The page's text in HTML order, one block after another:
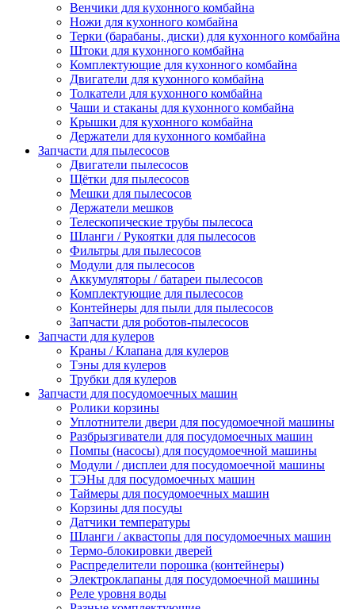
Венчики для кухонного комбайна
Ножи для кухонного комбайна
Терки (барабаны, диски) для кухонного комбайна
Штоки для кухонного комбайна
Комплектующие для кухонного комбайна
Двигатели для кухонного комбайна
Толкатели для кухонного комбайна
Чаши и стаканы для кухонного комбайна
Крышки для кухонного комбайна
Держатели для кухонного комбайна
Запчасти для пылесосов
Двигатели пылесосов
Щётки для пылесосов
Мешки для пылесосов
Держатели мешков
Телескопические трубы пылесоса
Шланги / Рукоятки для пылесосов
Фильтры для пылесосов
Модули для пылесосов
Аккумуляторы / батареи пылесосов
Комплектующие для пылесосов
Контейнеры для пыли для пылесосов
Запчасти для роботов-пылесосов
Запчасти для кулеров
Краны / Клапана для кулеров
Тэны для кулеров
Трубки для кулеров
Запчасти для посудомоечных машин
Ролики корзины
Уплотнители двери для посудомоечной машины
Разбрызгиватели для посудомоечных машин
Помпы (насосы) для посудомоечной машины
Модули / дисплеи для посудомоечной машины
ТЭНы для посудомоечных машин
Таймеры для посудомоечных машин
Корзины для посуды
Датчики температуры
Шланги / аквастопы для посудомоечных машин
Термо-блокировки дверей
Распределители порошка (контейнеры)
Электроклапаны для посудомоечной машины
Реле уровня воды